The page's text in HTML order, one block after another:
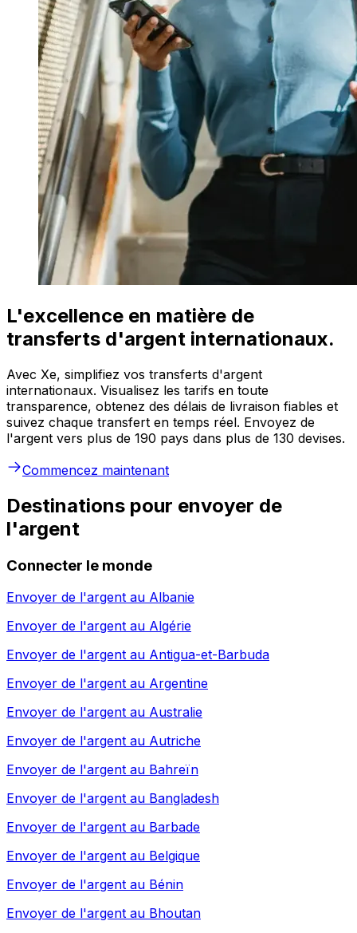
L'excellence en matière de
transferts d'argent internationaux.
Avec Xe, simplifiez vos transferts d'argent
internationaux. Visualisez les tarifs en toute
transparence, obtenez des délais de livraison fiables et
suivez chaque transfert en temps réel. Envoyez de
l'argent vers plus de 190 pays dans plus de 130 devises.
Commencez maintenant
Destinations pour envoyer de
l'argent
Connecter le monde
Envoyer de l'argent au Albanie
Envoyer de l'argent au Algérie
Envoyer de l'argent au Antigua-et-Barbuda
Envoyer de l'argent au Argentine
Envoyer de l'argent au Australie
Envoyer de l'argent au Autriche
Envoyer de l'argent au Bahreïn
Envoyer de l'argent au Bangladesh
Envoyer de l'argent au Barbade
Envoyer de l'argent au Belgique
Envoyer de l'argent au Bénin
Envoyer de l'argent au Bhoutan